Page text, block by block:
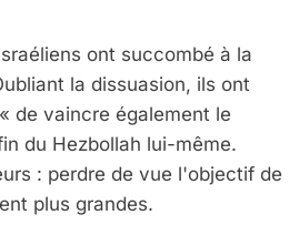
ont succombé à la
la dissuasion, ils ont
de vaincre également le
du Hezbollah lui-même.
: perdre de vue l'objectif de
plus grandes.